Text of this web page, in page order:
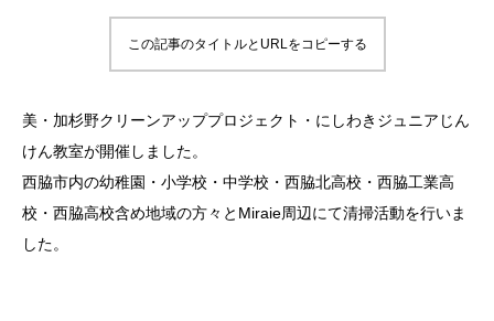
この記事のタイトルとURLをコピーする
美・加杉野クリーンアッププロジェクト・にしわきジュニアじん
けん教室が開催しました。
西脇市内の幼稚園・小学校・中学校・西脇北高校・西脇工業高
校・西脇高校含め地域の方々とMiraie周辺にて清掃活動を行いま
した。